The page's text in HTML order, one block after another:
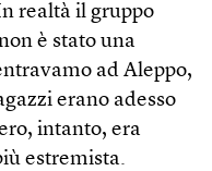
realtà il gruppo
è stato una
ad Aleppo,
erano adesso
intanto, era
estremista.